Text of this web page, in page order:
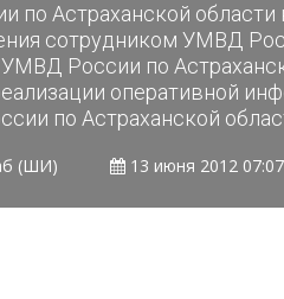
по Астраханской
сотрудником УМВД
России по
оперативной
по Астраханской
(ШИ) 13 июня 2012 07:07